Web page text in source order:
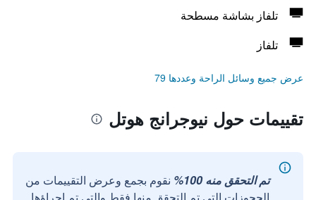
تلفاز بشاشة مسطحة
تلفاز
عرض جميع وسائل الراحة وعددها 79
تقييمات حول نيوجرانج هوتل
تم التحقق منه 100%
نقوم بجمع وعرض التقييمات من